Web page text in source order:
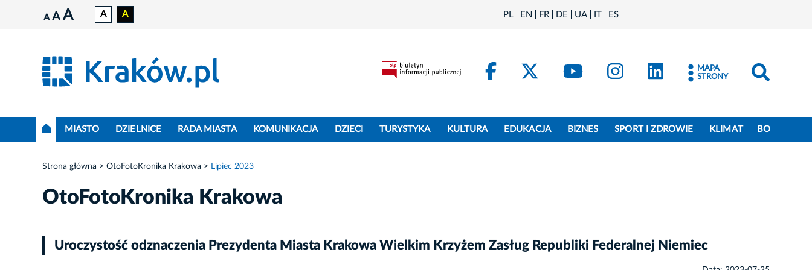
A A A A A PL EN FR DE UA IT ES
FacebookKraków - X
Kraków - YouTube
Kraków - Instagram
Kraków - LinkedIn
MAPA
STRONY
MIASTO DZIELNICE RADA MIASTA KOMUNIKACJA DZIECI TURYSTYKA KULTURA EDUKACJA BIZNES SPORT I ZDROWIE KLIMAT BO
Strona główna OtoFotoKronika Krakowa Lipiec 2023
OtoFotoKronika Krakowa
Uroczystość odznaczenia Prezydenta Miasta Krakowa Wielkim Krzyżem Zasług Republiki Federalnej Niemiec